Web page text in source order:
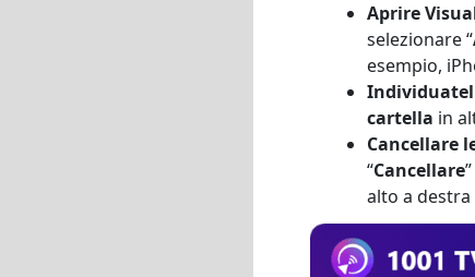
Aprire
selezionare “
esempio,
cartella in
Cancellare
“Cancellare
alto a